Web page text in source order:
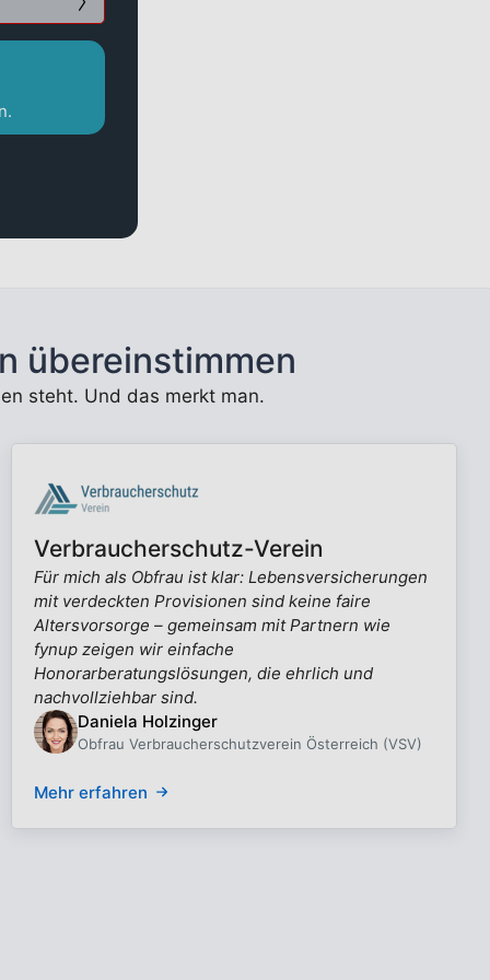
übereinstimmen
steht. Und das merkt man.
Verbraucherschutz-Verein
Für mich als Obfrau ist klar: Lebensversicherungen
mit verdeckten Provisionen sind keine faire
Altersvorsorge – gemeinsam mit Partnern wie
fynup zeigen wir einfache
Honorarberatungslösungen, die ehrlich und
nachvollziehbar sind.
Daniela Holzinger
Obfrau Verbraucherschutzverein Österreich (VSV)
Mehr erfahren